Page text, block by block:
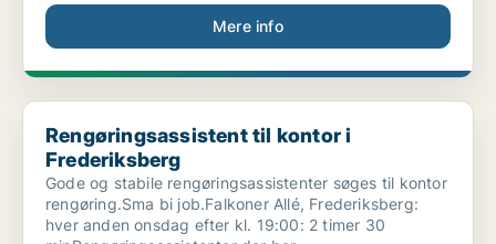
Mere info
Rengøringsassistent til kontor i Frederiksberg
Rengøringsassistent til kontor i
Frederiksberg
Gode og stabile rengøringsassistenter søges til kontor
rengøring.Sma bi job.Falkoner Allé, Frederiksberg:
hver anden onsdag efter kl. 19:00: 2 timer 30